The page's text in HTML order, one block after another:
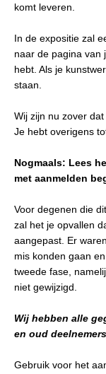
komt leveren.
In de expositie zal
naar de pagina van
hebt. Als je
staan.
Wij zijn nu zover
Je hebt overigens
Nogmaals: Lees
met aanmelden
Voor degenen die
zal het je opvallen
aangepast. Er
mis konden gaan
tweede fase,
niet gewijzigd.
Wij hebben alle
en oud
Gebruik voor het